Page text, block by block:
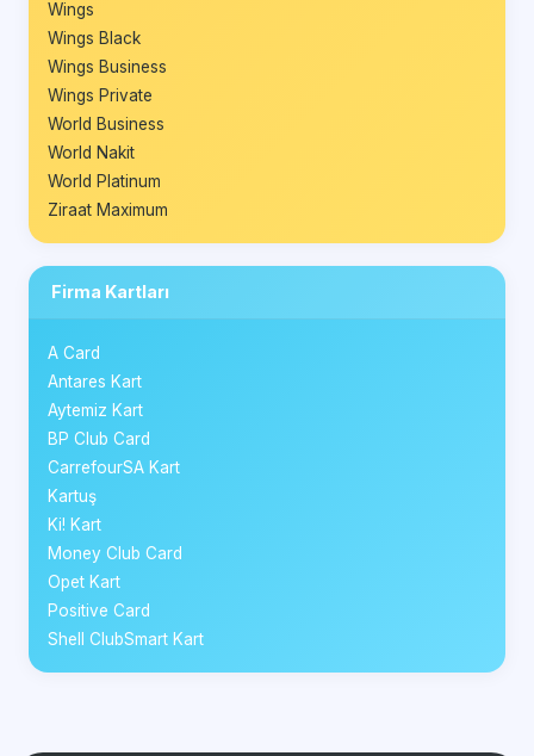
Wings
Wings Black
Wings Business
Wings Private
World Business
World Nakit
World Platinum
Ziraat Maximum
Firma Kartları
A Card
Antares Kart
Aytemiz Kart
BP Club Card
CarrefourSA Kart
Kartuş
Ki! Kart
Money Club Card
Opet Kart
Positive Card
Shell ClubSmart Kart